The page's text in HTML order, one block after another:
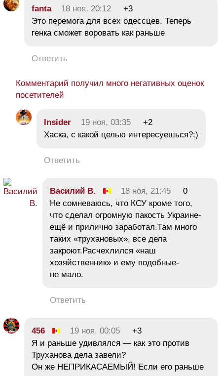
fanta 18 ноя, 20:12
+3
Это перемога для всех одессцев. Теперь
генка сможет воровать как раньше
Ответить
Комментарий получил много негативных оценок
посетителей
Insider 19 ноя, 03:35
+2
Хаска, с какой целью интересуешься?;)
Ответить
Василий В. 18 ноя, 21:45
0
Не сомневаюсь, что КСУ кроме того,
что сделал огромную пакость Украине-
ещё и прилично заработал.Там много
таких «трухановых», все дела
закроют.Расчехлился «наш
хозяйственник» и ему подобные-
не мало.
Ответить
456 19 ноя, 00:05
+3
Я и раньше удивлялся — как это против
Труханова дела завели?
Он же НЕПРИКАСАЕМЫЙ! Если его раньше